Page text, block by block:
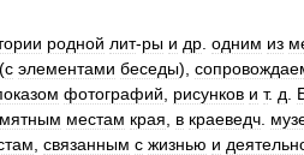
родной лит-ры и др одним из
(с элементами беседы),
фотографий рисунков и т. д
местам края в краеведч
связанным с жизнью и